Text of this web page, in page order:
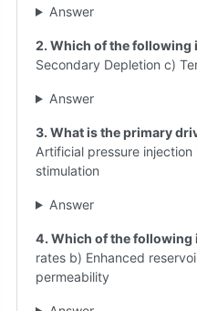
Answer
2. Which of the following
Secondary Depletion c)
Answer
3. What is the primary
Artificial pressure
stimulation
Answer
4. Which of the following
rates b) Enhanced
permeability